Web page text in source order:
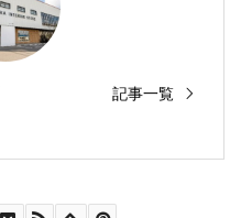
記事一覧